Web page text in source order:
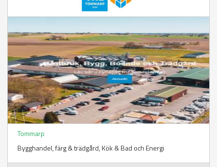
Tommarp
Bygghandel, färg & trädgård​, Kök & Bad och Energi